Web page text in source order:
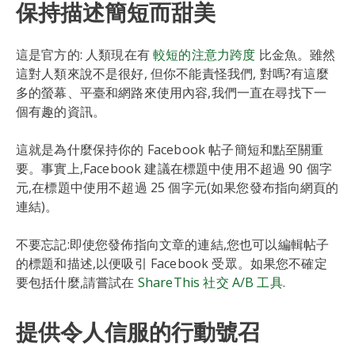
保持描述簡短而甜美
這是官方的: 人類現在有較短的注意力跨度 比金魚。雖然
這對人類來說不是很好, 但你不能責怪我們, 對嗎?有這麼
多的螢幕、平臺和網路來使用內容,我們一直在尋找下一
個有趣的資訊。
這就是為什麼保持你的 Facebook 帖子簡短和點至關重
要。事實上,Facebook 建議在標題中使用不超過 90 個字
元,在標題中使用不超過 25 個字元(如果您發布指向網頁的
連結)。
不要忘記:即使您發佈指向文章的連結,您也可以編輯帖子
的標題和描述,以便吸引 Facebook 受眾。如果您不確定
要包括什麼,請嘗試在 ShareThis 社交 A/B 工具.
提供令人信服的行動號召